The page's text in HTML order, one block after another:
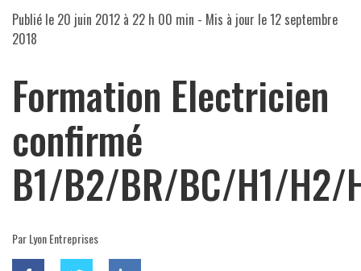
Publié le 20 juin 2012 à 22 h 00 min - Mis à jour le12 septembre
2018
Formation Electricien
confirmé
B1/B2/BR/BC/H1/H2/
Par Lyon Entreprises